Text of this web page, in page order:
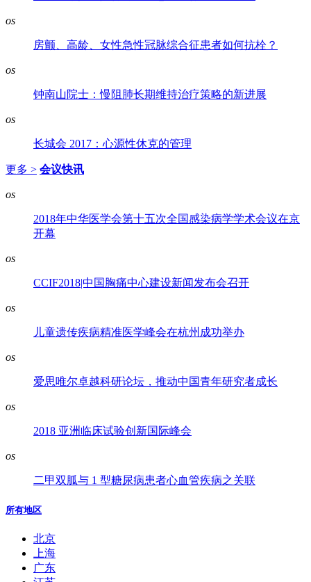
os
房颤、高龄、女性急性冠脉综合征患者如何抗栓？
os
钟南山院士：慢阻肺长期维持治疗策略的新进展
os
长城会 2017：心源性休克的管理
更多 > 会议快讯
os
2018年中华医学会第十五次全国感染病学学术会议在京
开幕
os
CCIF2018|中国胸痛中心建设新闻发布会召开
os
儿童遗传疾病精准医学峰会在杭州成功举办
os
爱思唯尔卓越科研论坛，推动中国青年研究者成长
os
2018 亚洲临床试验创新国际峰会
os
二甲双胍与 1 型糖尿病患者心血管疾病之关联
所有地区
北京
上海
广东